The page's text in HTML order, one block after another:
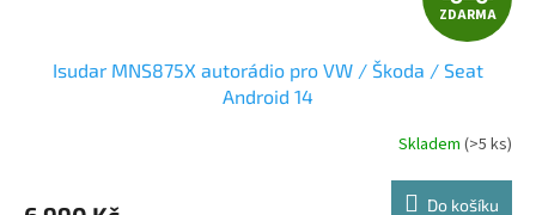
D
R
M
ZDARMA
Isudar MNS875X autorádio pro VW / Škoda / Seat
Android 14
Skladem(>5 ks)
Do košíku